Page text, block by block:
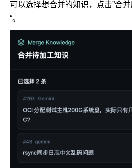
可以选择想合并的知识，点击”合
“。